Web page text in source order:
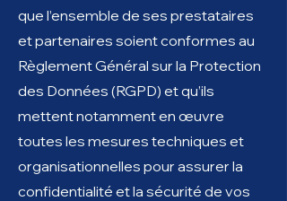
que l’ensemble de ses prestataires
et partenaires soient conformes au
Règlement Général sur la Protection
des Données (RGPD) et qu’ils
mettent notamment en œuvre
toutes les mesures techniques et
organisationnelles pour assurer la
confidentialité et la sécurité de vos